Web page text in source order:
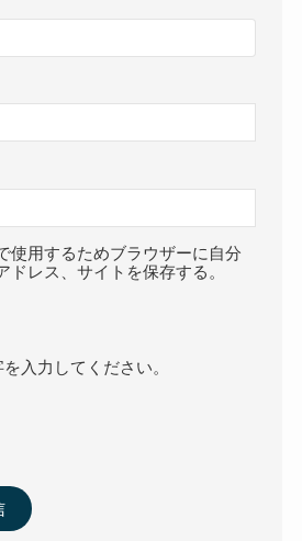
使用するためブラウザーに自分
ドレス、サイトを保存する。
入力してください。